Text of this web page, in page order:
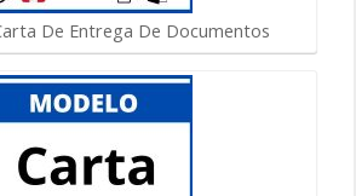
De Entrega De Documentos